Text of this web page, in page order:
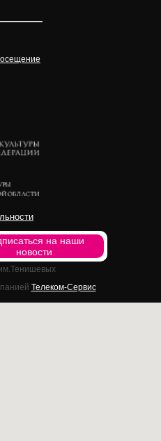
ПОДРОБНЕЕ
на наши
новости
Телеком-Сервис